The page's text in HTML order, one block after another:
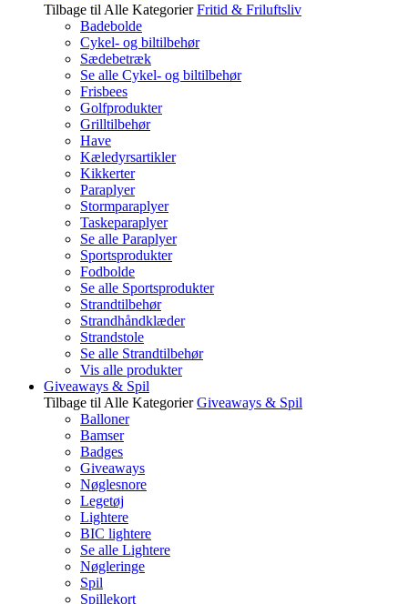
Tilbage til Alle Kategorier Fritid & Friluftsliv
Badebolde
Cykel- og biltilbehør
Sædebetræk
Se alle Cykel- og biltilbehør
Frisbees
Golfprodukter
Grilltilbehør
Have
Kæledyrsartikler
Kikkerter
Paraplyer
Stormparaplyer
Taskeparaplyer
Se alle Paraplyer
Sportsprodukter
Fodbolde
Se alle Sportsprodukter
Strandtilbehør
Strandhåndklæder
Strandstole
Se alle Strandtilbehør
Vis alle produkter
Giveaways & Spil
Tilbage til Alle Kategorier Giveaways & Spil
Balloner
Bamser
Badges
Giveaways
Nøglesnore
Legetøj
Lightere
BIC lightere
Se alle Lightere
Nøgleringe
Spil
Spillekort